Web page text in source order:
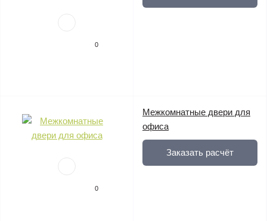
0
0
Межкомнатные двери для
офиса
Заказать расчёт